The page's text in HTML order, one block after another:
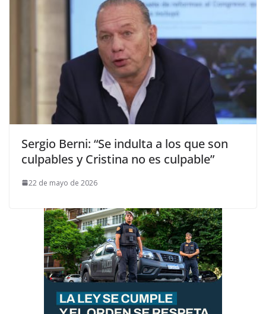
Sergio Berni: “Se indulta a los que son
culpables y Cristina no es culpable”
22 de mayo de 2026